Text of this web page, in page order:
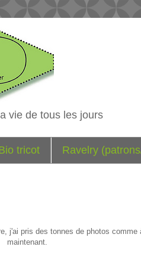
vie de tous les jours
tricot Ravelry
j'ai pris des tonnes de photos
maintenant.